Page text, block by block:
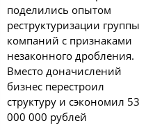
поделились опытом
реструктуризации группы
компаний с признаками
незаконного дробления.
Вместо доначислений
бизнес перестроил
структуру и сэкономил 53
000 000 рублей